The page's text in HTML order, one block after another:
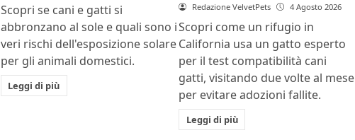
Scopri se cani e gatti si
abbronzano al sole e quali sono i
veri rischi dell'esposizione solare
per gli animali domestici.
Leggi di più
Redazione VelvetPets 4 Agosto 2026
Scopri come un rifugio in
California usa un gatto esperto
per il test compatibilità cani
gatti, visitando due volte al mese
per evitare adozioni fallite.
Leggi di più